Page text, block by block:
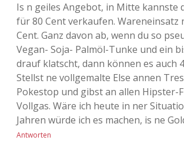
Is n geiles Angebot, in Mitte kannste
für 80 Cent verkaufen. Wareneinsatz
Cent. Ganz davon ab, wenn du so
Vegan- Soja- Palmöl-Tunke und ein
drauf klatscht, dann können es auch
Stellst ne vollgemalte Else annen
Pokestop und gibst an allen Hipster-
Vollgas. Wäre ich heute in ner
Jahren würde ich es machen, is ne
Antworten